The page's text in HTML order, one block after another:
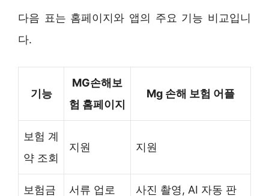
다음 표는 홈페이지와 앱의 주요 기능 비교입니
다.
기능
MG손해보
험 홈페이지
Mg 손해 보험 어플
보험 계
약 조회
지원 지원
보험금
서류 업로
사진 촬영, AI 자동 판